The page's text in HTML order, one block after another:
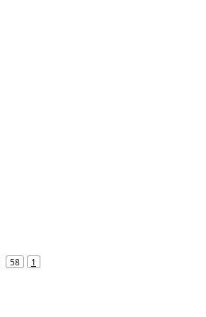
58 1